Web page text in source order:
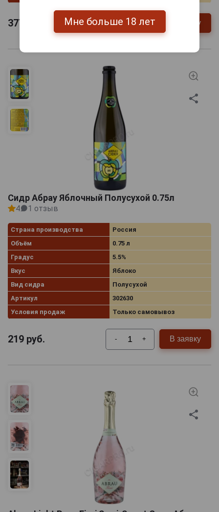
377 - + В заявку
Сидр Абрау Яблочный Полусухой 0.75л
4 1 отзыв
Страна производства
Россия
Объём
0.75 л
Градус
5.5%
Вкус
Яблоко
Вид сидра
Полусухой
Артикул
302630
Условия продаж
Только самовывоз
219 руб. - + В заявку
Мне больше 18 лет